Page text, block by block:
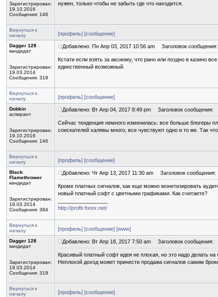
Зарегистрирован:
19.10.2016
Сообщения: 146
нужен, только чтобы не забыть где что находится.
Вернуться к
началу
[профиль] [сообщение]
Dagger 128
кандидат
Зарегистрирован:
19.03.2014
Сообщения: 319
Добавлено: Пн Апр 03, 2017 10:56 am Заголовок сообщения:
Кстати если взять за аксиому, что рано или поздно в казино
единственный возможный.
Вернуться к
началу
[профиль] [сообщение]
Dobkin
аспирант
Зарегистрирован:
19.10.2016
Сообщения: 146
Добавлено: Вт Апр 04, 2017 8:49 pm Заголовок сообщения:
Сейчас тенденция немного изменилась: все больше блогеры
соискателей халявы много, все чувствуют одно и то же. Так
Вернуться к
началу
[профиль] [сообщение]
Black
Flamethrower
кандидат
Зарегистрирован:
19.03.2014
Сообщения: 384
Добавлено: Чт Апр 13, 2017 11:30 am Заголовок сообщения:
Кроме платных сигналов, как еще можно монетизировать
новый платный софт с цветными графиками. Как считаете?
http://profit-forex.net/
Вернуться к
началу
[профиль] [сообщение] [www]
Dagger 128
кандидат
Зарегистрирован:
19.03.2014
Сообщения: 319
Добавлено: Вт Апр 18, 2017 7:50 am Заголовок сообщения:
Красивый платный софт идея не плохая, но это надо делать
Неплохой доход может принести продажа сигналов самим
Вернуться к
началу
[профиль] [сообщение]